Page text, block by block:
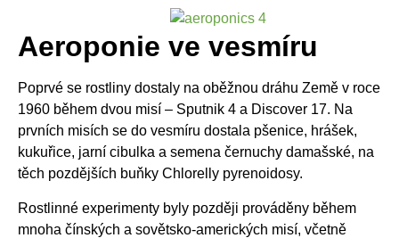
Aeroponie ve vesmíru
Poprvé se rostliny dostaly na oběžnou dráhu Země v roce
1960 během dvou misí – Sputnik 4 a Discover 17. Na
prvních misích se do vesmíru dostala pšenice, hrášek,
kukuřice, jarní cibulka a semena černuchy damašské, na
těch pozdějších buňky Chlorelly pyrenoidosy.
Rostlinné experimenty byly později prováděny během
mnoha čínských a sovětsko-amerických misí, včetně